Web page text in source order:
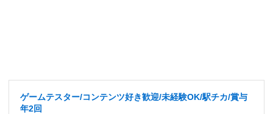
ゲームテスター/コンテンツ好き歓迎/未経験OK/駅チカ/賞与
年2回